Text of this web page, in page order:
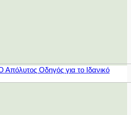
Οδηγός για το Ιδανικό